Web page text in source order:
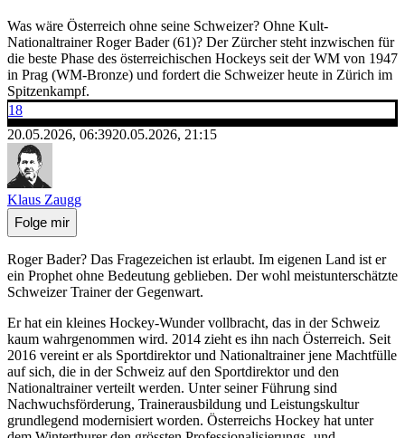
Was wäre Österreich ohne seine Schweizer? Ohne Kult-
Nationaltrainer Roger Bader (61)? Der Zürcher steht inzwischen für
die beste Phase des österreichischen Hockeys seit der WM von 1947
in Prag (WM-Bronze) und fordert die Schweizer heute in Zürich im
Spitzenkampf.
18
20.05.2026, 06:3920.05.2026, 21:15
Klaus Zaugg
Folge mir
Roger Bader? Das Fragezeichen ist erlaubt. Im eigenen Land ist er
ein Prophet ohne Bedeutung geblieben. Der wohl meistunterschätzte
Schweizer Trainer der Gegenwart.
Er hat ein kleines Hockey-Wunder vollbracht, das in der Schweiz
kaum wahrgenommen wird. 2014 zieht es ihn nach Österreich. Seit
2016 vereint er als Sportdirektor und Nationaltrainer jene Machtfülle
auf sich, die in der Schweiz auf den Sportdirektor und den
Nationaltrainer verteilt werden. Unter seiner Führung sind
Nachwuchsförderung, Trainerausbildung und Leistungskultur
grundlegend modernisiert worden. Österreichs Hockey hat unter